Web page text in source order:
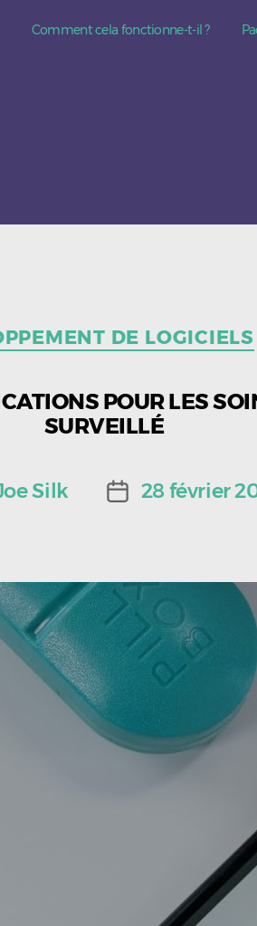
Comment cela fonctionne-t-il ?
DE LOGICIELS
POUR LES
SURVEILLÉ
Silk
Date28 février